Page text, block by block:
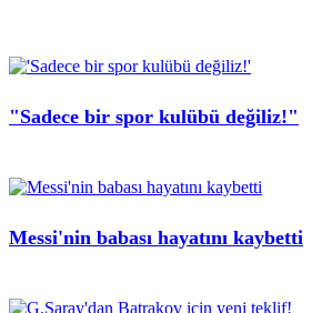
"Sadece bir spor kulübü değiliz!"
Messi'nin babası hayatını kaybetti